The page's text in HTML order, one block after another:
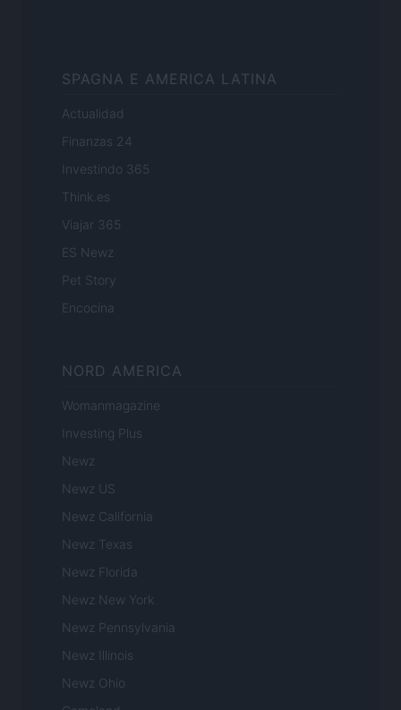
SPAGNA E AMERICA LATINA
Actualidad
Finanzas 24
Investindo 365
Think.es
Viajar 365
ES Newz
Pet Story
Encocina
NORD AMERICA
Womanmagazine
Investing Plus
Newz
Newz US
Newz California
Newz Texas
Newz Florida
Newz New York
Newz Pennsylvania
Newz Illinois
Newz Ohio